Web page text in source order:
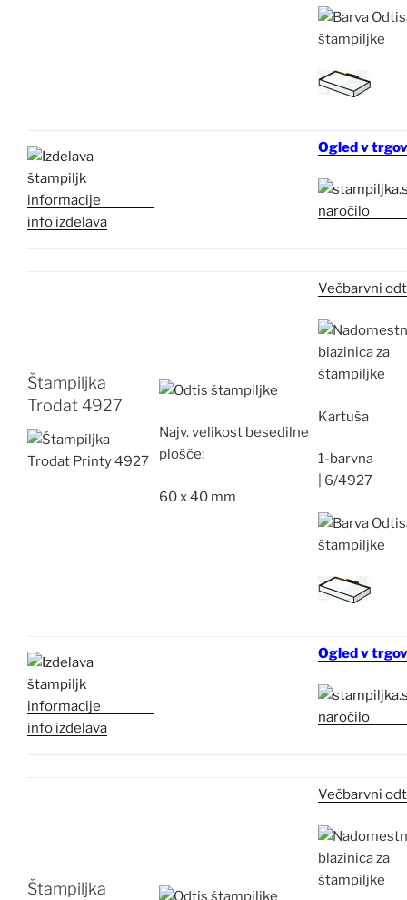
info izdelava
Ogled v
Štampiljka
Trodat 4927
Najv.velikost besedilne
plošče:
60 x 40 mm
Večbarvni
Kartuša
1-barvna
6/4927
info izdelava
Ogled v
Štampiljka
Večbarvni